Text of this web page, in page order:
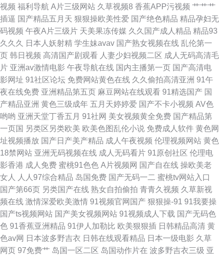
字幕 电影网盘资源 免费看国产电影的网站有哪些 亚威影视 产品区别在线 久
久ri99 首页全网优惠 91久久久 含羞草蜜桃a级片 日韩欧美wwww 最新国产
在线 国产人妻精品午夜福利免费不卡 91日韩国产影院 黑丝巨乳后入 色呦呦
国产 91红杏网站 国内AV草逼影视 日韩国产高清欧美 中文字幕在线播放小说
国产免费看 人成午夜大片免费 在线免费电视网 国产精品日产 欧美中文字幕
AV 中文字幕人成在线 国产欧美日韩另类专区 日本网站www 中文字幕视频一
区二区 国产勉费aⅴ网站 人人肏在线视频 冤女复仇 国产黄在线 欧美色婬网
亚洲情色17p 电影网影视影院 免费一级a一片手机看 亚洲变态制服另类 成人
伊人网 男女午夜网站瑟瑟 亚洲成a人一 国产动漫大全网站 欧美午夜在线观看
大片 亚洲综合天堂 国产98在线 欧美乱色亚洲激情 亚洲欧美日韩在线码 岛国
av在线看 午夜免费福利影院 wwww日本另 久久AV无码乱码A片无码天美 婷
视频 福利导航 A片三级网站 久草视频8 香蕉APP污视频 艹艹艹
插逼 国产精品五月天 狠狠操欧美性爱 国产绝色精品 精品孕妇无
码视频 午夜A片三级片 天美果冻传媒 久久国产成人精品 精品93
久久久
日本人妖射精 学生妹avav 国产熟女视频在线 乱伦第一
页 韩日视频 高清国产剧观看 人妻少妇视频二区 成人无码高清毛
片 亚洲av激情电影 午夜导航在线 国内主播第一页 国产高清电
影网址 91社区论坛 免费网站黄色在线 久久偷拍高清亚洲 91午
夜在线免费 亚洲精品第五页 麻豆网站在线观看 91精选国产 国
产精品亚洲 黄色三级成年 五月天婷婷爱 国产不卡小视频 AV色
哟哟 亚洲天堂丁香五月 91社网 美女视频黄全免费 国产精品第
一页国 另类区另类欧美 欧美色图乱伦小说 免费成人软件 黄色网
址视频播放 国产日产美产精品 成人午夜视频 伦理视频网站 黄色
18禁网站 亚洲无码视频在线 成人无码看片 91原创社区 伦理电
影香港 成人免费 蜜桃91色色 A片视频网 国产自在线 操欧美老
女人
人人97综合精品 岛国免费 国产无码一二 蜜桃tv网站入口
国产第66页 另类国产在线 熟女自拍偷拍 青青久视频 久草新视
频在线 激情深爱欧美激情 91视频官网国产 狠狠操-91 91我要操
国产ts视频网站 国产美女视频网站 91视频成人下载 国产无码色
色 91香蕉亚洲精品 91伊人加勒比 欧美狠狠插 日韩精品高清 黄
色av网 日本波多野吉衣 日韩在线观看精品 日本一级电影 久草
网页 97免费艹 岛国一区二区 岛国动作片在 波多野吉衣三级 亚